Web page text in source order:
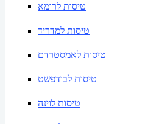
טיסות לרומא
טיסות למדריד
טיסות לאמסטרדם
טיסות לבודפשט
טיסות לוינה